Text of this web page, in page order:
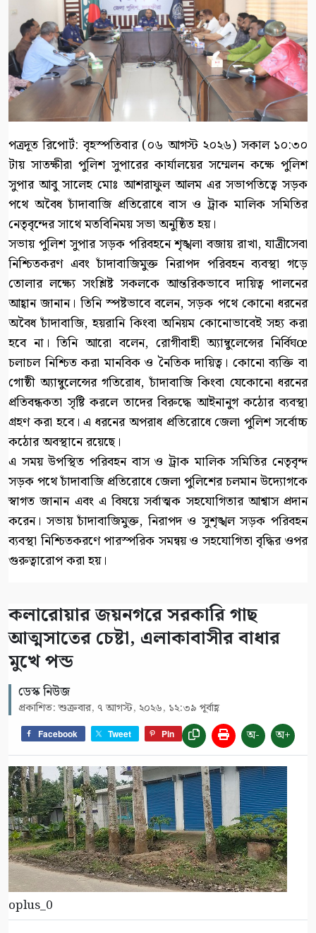
পত্রদূত রিপোর্ট: বৃহস্পতিবার (০৬ আগস্ট ২০২৬) সকাল ১০:৩০
টায় সাতক্ষীরা পুলিশ সুপারের কার্যালয়ের সম্মেলন কক্ষে পুলিশ
সুপার আবু সালেহ মোঃ আশরাফুল আলম এর সভাপতিত্বে সড়ক
পথে অবৈধ চাঁদাবাজি প্রতিরোধে বাস ও ট্রাক মালিক সমিতির
নেতৃবৃন্দের সাথে মতবিনিময় সভা অনুষ্ঠিত হয়।
সভায় পুলিশ সুপার সড়ক পরিবহনে শৃঙ্খলা বজায় রাখা, যাত্রীসেবা
নিশ্চিতকরণ এবং চাঁদাবাজিমুক্ত নিরাপদ পরিবহন ব্যবস্থা গড়ে
তোলার লক্ষ্যে সংশ্লিষ্ট সকলকে আন্তরিকভাবে দায়িত্ব পালনের
আহ্বান জানান। তিনি স্পষ্টভাবে বলেন, সড়ক পথে কোনো ধরনের
অবৈধ চাঁদাবাজি, হয়রানি কিংবা অনিয়ম কোনোভাবেই সহ্য করা
হবে না। তিনি আরো বলেন, রোগীবাহী অ্যাম্বুলেন্সের নির্বিঘœ
চলাচল নিশ্চিত করা মানবিক ও নৈতিক দায়িত্ব। কোনো ব্যক্তি বা
গোষ্ঠী অ্যাম্বুলেন্সের গতিরোধ, চাঁদাবাজি কিংবা যেকোনো ধরনের
প্রতিবন্ধকতা সৃষ্টি করলে তাদের বিরুদ্ধে আইনানুগ কঠোর ব্যবস্থা
গ্রহণ করা হবে। এ ধরনের অপরাধ প্রতিরোধে জেলা পুলিশ সর্বোচ্চ
কঠোর অবস্থানে রয়েছে।
এ সময় উপস্থিত পরিবহন বাস ও ট্রাক মালিক সমিতির নেতৃবৃন্দ
সড়ক পথে চাঁদাবাজি প্রতিরোধে জেলা পুলিশের চলমান উদ্যোগকে
স্বাগত জানান এবং এ বিষয়ে সর্বাত্মক সহযোগিতার আশ্বাস প্রদান
করেন। সভায় চাঁদাবাজিমুক্ত, নিরাপদ ও সুশৃঙ্খল সড়ক পরিবহন
ব্যবস্থা নিশ্চিতকরণে পারস্পরিক সমন্বয় ও সহযোগিতা বৃদ্ধির ওপর
গুরুত্বারোপ করা হয়।
কলারোয়ার জয়নগরে সরকারি গাছ
আত্মসাতের চেষ্টা, এলাকাবাসীর বাধার
মুখে পন্ড
ডেস্ক নিউজ
প্রকাশিত: শুক্রবার, ৭ আগস্ট, ২০২৬, ১২:৩৯ পূর্বাহ্ণ
Facebook Tweet Pin অ- অ+
oplus_0